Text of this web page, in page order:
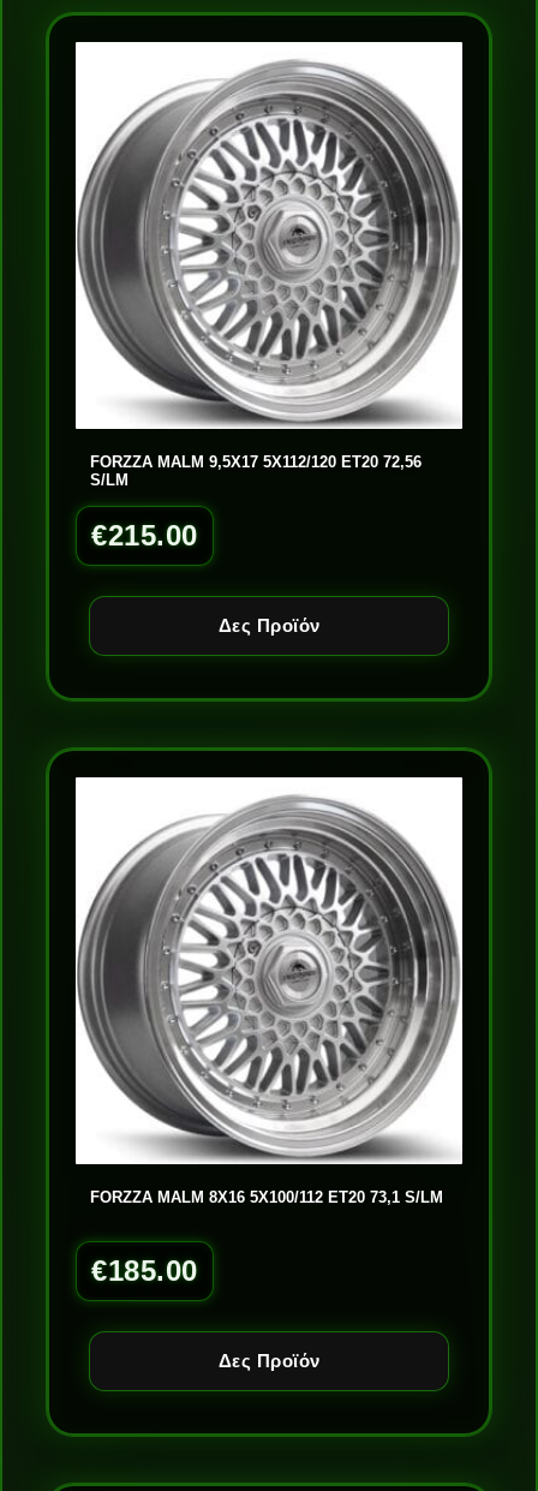
FORZZA MALM 9,5X17 5X112/120 ET20 72,56
S/LM
€215.00
Δες Προϊόν
FORZZA MALM 8X16 5X100/112 ET20 73,1 S/LM
€185.00
Δες Προϊόν